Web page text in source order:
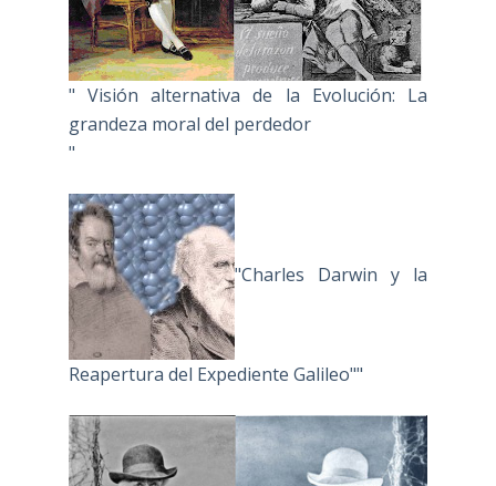
" Visión alternativa de la Evolución: La
grandeza moral del perdedor
"
"Charles Darwin y la
Reapertura del Expediente Galileo""